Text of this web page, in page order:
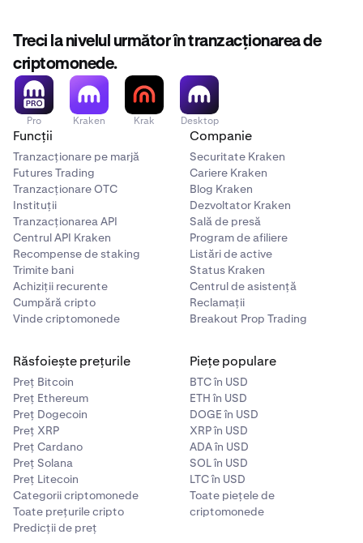
1.000 $ * 10% =100 $ profit
Treci la nivelul următor în tranzacționarea de
criptomonede.
Pro Kraken Krak Desktop
Funcții
Tranzacționare pe marjă
Futures Trading
Tranzacționare OTC
Instituții
Tranzacționarea API
Centrul API Kraken
Recompense de staking
Trimite bani
Achiziții recurente
Cumpără cripto
Vinde criptomonede
Companie
Securitate Kraken
Cariere Kraken
Blog Kraken
Dezvoltator Kraken
Sală de presă
Program de afiliere
Listări de active
Status Kraken
Centrul de asistență
Reclamații
Breakout Prop Trading
Răsfoiește prețurile
Preț Bitcoin
Preț Ethereum
Preț Dogecoin
Preț XRP
Preț Cardano
Preț Solana
Preț Litecoin
Categorii criptomonede
Toate prețurile cripto
Predicții de preț
Piețe populare
BTC în USD
ETH în USD
DOGE în USD
XRP în USD
ADA în USD
SOL în USD
LTC în USD
Toate piețele de
criptomonede